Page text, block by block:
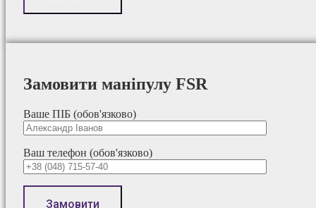
Замовити маніпулу FSR
Ваше ПІБ (обов'язково)
Ваш телефон (обов'язково)